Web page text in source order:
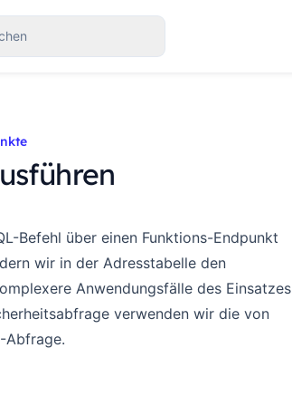
Befehl über einen Funktions-Endpunkt
wir in der Adresstabelle den
Anwendungsfälle des Einsatzes
verwenden wir die von
Abfrage.